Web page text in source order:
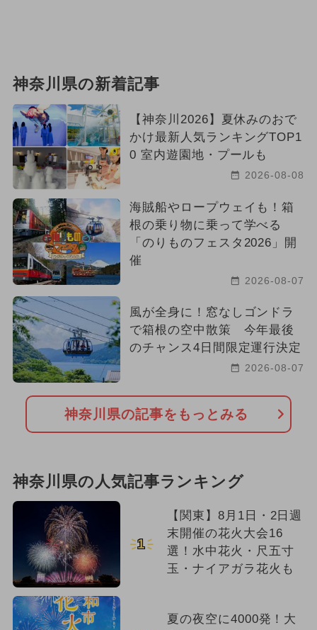
神奈川県の新着記事
【神奈川2026】夏休みのおで
かけ最新人気ランキングTOP1
0 室内遊園地・プールも
2026-08-08
海賊船やロープウェイも！箱
根の乗り物に乗って学べる
「のりものフェスタ2026」開
催
2026-08-07
風が全身に！窓なしゴンドラ
で箱根の空中散策 今年最後
のチャンス4日間限定運行決定
2026-08-07
神奈川県の記事をもっとみる
神奈川県の人気記事ランキング
1
【関東】8月1日・2日週
末開催の花火大会16
選！水中花火・尺五寸
玉・ナイアガラ花火も
夏の夜空に4000発！大